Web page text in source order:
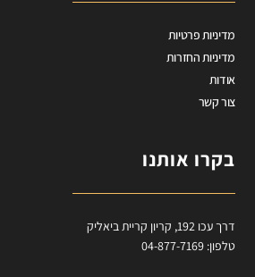
מדיניות פרטיות
מדיניות החזרות
אודות
צור קשר
בקרו אותנו
דרך עכו 192, קריון קריית ביאליק
טלפון: 04-877-7169